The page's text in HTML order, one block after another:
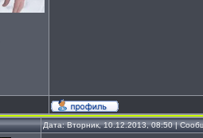
Дата: Вторник, 10.12.2013, 08:50 |